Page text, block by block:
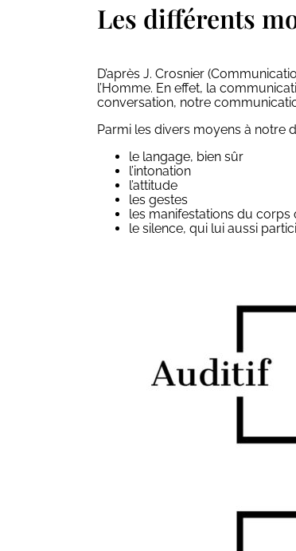
Les différents
D’après J. Crosnier
l’Homme. En effet, la
conversation, notre
Parmi les divers moyens à notre
le langage, bien sûr
l’intonation
l’attitude
les gestes
les manifestations du
le silence, qui lui aussi